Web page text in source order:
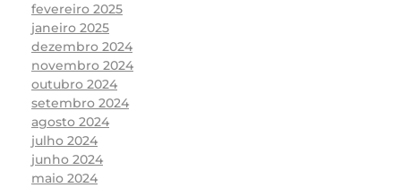
fevereiro 2025
janeiro 2025
dezembro 2024
novembro 2024
outubro 2024
setembro 2024
agosto 2024
julho 2024
junho 2024
maio 2024